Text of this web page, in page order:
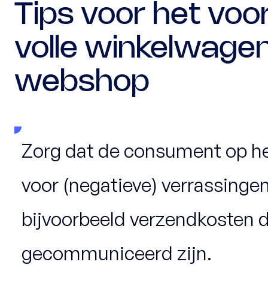
Tips voor het
volle
webshop
Zorg dat de consument op
voor (negatieve)
bijvoorbeeld verzendkosten
gecommuniceerd zijn.